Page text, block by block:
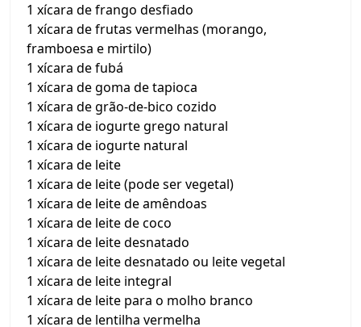
1 xícara de frango desfiado
1 xícara de frutas vermelhas (morango,
framboesa e mirtilo)
1 xícara de fubá
1 xícara de goma de tapioca
1 xícara de grão-de-bico cozido
1 xícara de iogurte grego natural
1 xícara de iogurte natural
1 xícara de leite
1 xícara de leite (pode ser vegetal)
1 xícara de leite de amêndoas
1 xícara de leite de coco
1 xícara de leite desnatado
1 xícara de leite desnatado ou leite vegetal
1 xícara de leite integral
1 xícara de leite para o molho branco
1 xícara de lentilha vermelha